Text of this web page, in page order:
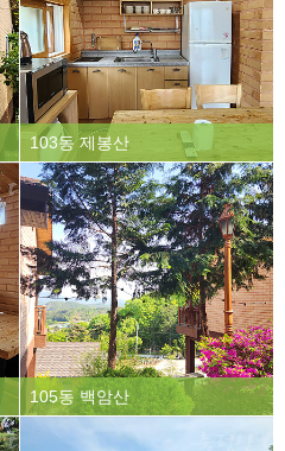
103동 제봉산
105동 백암산